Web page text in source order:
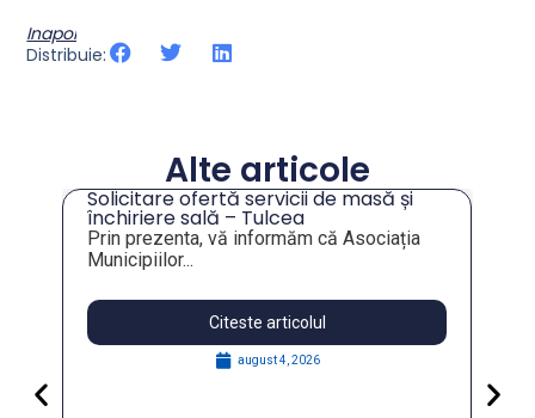
Inapoi
Distribuie:
Alte articole
Solicitare ofertă servicii de masă și
închiriere sală – Tulcea
Prin prezenta, vă informăm că Asociația
Municipiilor...
Citeste articolul
august 4, 2026